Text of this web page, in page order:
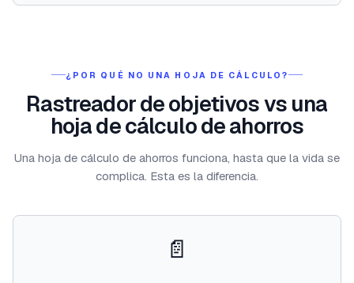
¿POR QUÉ NO UNA HOJA DE CÁLCULO?
Rastreador de objetivos vs una
hoja de cálculo de ahorros
Una hoja de cálculo de ahorros funciona, hasta que la vida se
complica. Esta es la diferencia.
📄